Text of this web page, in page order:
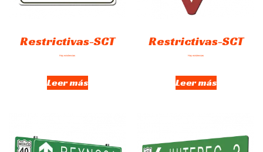
Restrictivas-SCT
Hay existencias
Leer más
Restrictivas-SCT
Hay existencias
Leer más